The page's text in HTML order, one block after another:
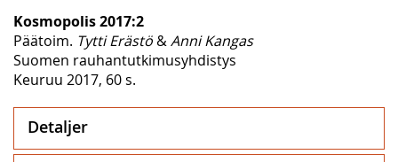
Kosmopolis 2017:2
Päätoim. Tytti Erästö &Anni Kangas
Suomen rauhantutkimusyhdistys
Keuruu 2017, 60 s.
Detaljer